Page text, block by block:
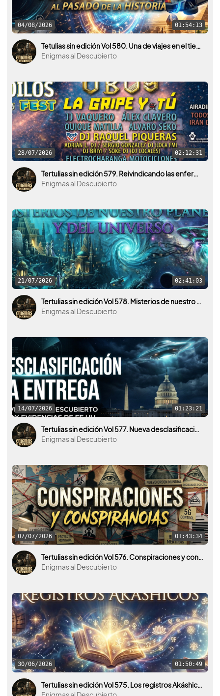
04/08/2026 01:54:13
Tetulias sin edición Vol 580. Una de viajes en el tiempo, al pasado de la historia.
Enigmas al Descubierto
28/07/2026 02:12:31
Tertulias sin edición 579. Reivindicando las enfermedades raras. Con Miguel Ángel Sánchez y el Airadilos Fest.
Enigmas al Descubierto
21/07/2026 02:41:03
Tertulias sin edición Vol 578. Misterios de nuestro planeta y del universo. La Atlántida por medio.
Enigmas al Descubierto
14/07/2026 01:23:21
Tertulias sin edición Vol 577. Nueva desclasificación OVNI por parte de U.S.A. y otros países.
Enigmas al Descubierto
07/07/2026 01:43:34
Tertulias sin edición Vol 576. Conspiraciones y conspiranoias ¿Realidad o ficción?
Enigmas al Descubierto
30/06/2026 01:50:49
Tertulias sin edición Vol 575. Los registros Akáshicos y la mente humana.